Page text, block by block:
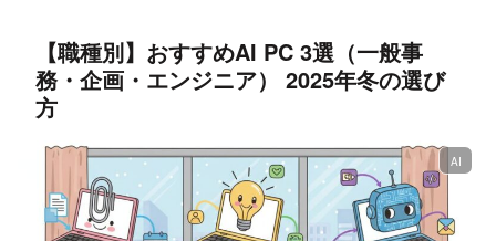
【職種別】おすすめAI PC 3選（一般事
務・企画・エンジニア） 2025年冬の選び
方
AI